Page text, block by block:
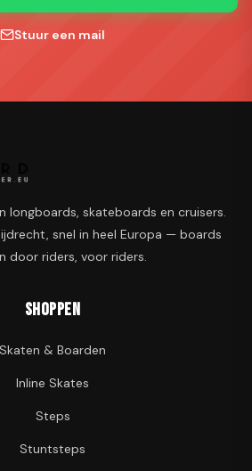
Stuur een mail
longboards, skateboards en cruisers.
snel in heel Europa — boards
door riders, voor riders.
Shoppen
Skaten & Boarden
Inline Skates
Steps
Stuntsteps